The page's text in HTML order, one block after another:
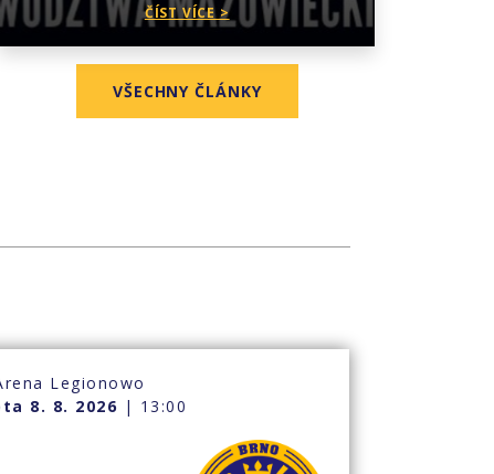
ČÍST VÍCE >
VŠECHNY ČLÁNKY
Legionowo
8. 8. 2026 | 13:00